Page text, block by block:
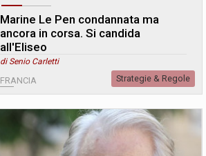
Marine Le Pen condannata ma
ancora in corsa. Si candida
all'Eliseo
di Senio Carletti
FRANCIA Strategie & Regole